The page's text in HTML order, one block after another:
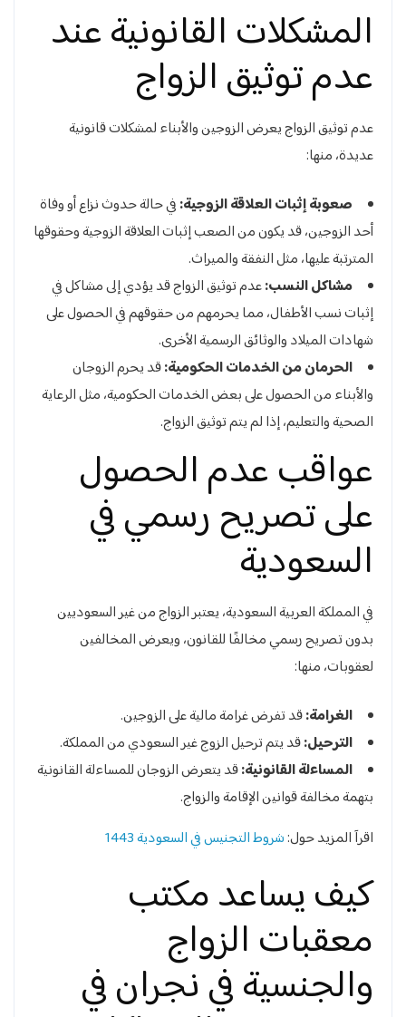
المشكلات القانونية عند
عدم توثيق الزواج
عدم توثيق الزواج يعرض الزوجين والأبناء لمشكلات قانونية
عديدة، منها:
صعوبة إثبات العلاقة الزوجية:في حالة حدوث نزاع أو وفاة
أحد الزوجين، قد يكون من الصعب إثبات العلاقة الزوجية وحقوقها
المترتبة عليها، مثل النفقة والميراث.
مشاكل النسب:عدم توثيق الزواج قد يؤدي إلى مشاكل في
إثبات نسب الأطفال، مما يحرمهم من حقوقهم في الحصول على
شهادات الميلاد والوثائق الرسمية الأخرى.
الحرمان من الخدمات الحكومية:قد يحرم الزوجان
والأبناء من الحصول على بعض الخدمات الحكومية، مثل الرعاية
الصحية والتعليم، إذا لم يتم توثيق الزواج.
عواقب عدم الحصول
على تصريح رسمي في
السعودية
في المملكة العربية السعودية، يعتبر الزواج من غير السعوديين
بدون تصريح رسمي مخالفًا للقانون، ويعرض المخالفين
لعقوبات، منها:
الغرامة:قد تفرض غرامة مالية على الزوجين.
الترحيل:قد يتم ترحيل الزوج غير السعودي من المملكة.
المساءلة القانونية:قد يتعرض الزوجان للمساءلة القانونية
بتهمة مخالفة قوانين الإقامة والزواج.
اقرآ المزيد حول:شروط التجنيس في السعودية 1443
كيف يساعد مكتب
معقبات الزواج
والجنسية في نجران في